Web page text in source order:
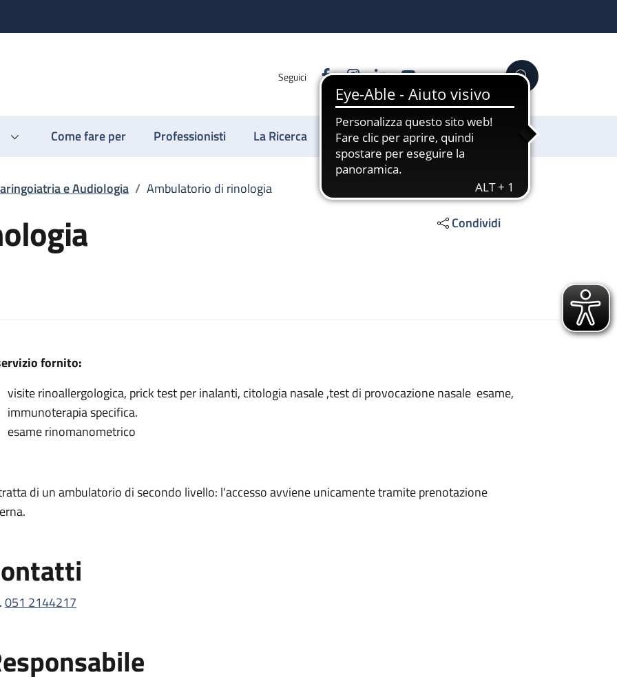
Seguici FacebookInstagram
LinkedinYouTube Cerca
Come fare per Professionisti La Ricerca Sostienici
e Audiologia / Ambulatorio di rinologia
Condividi
fornito:
visite rinoallergologica, prick test per inalanti, citologia nasale ,test di provocazione nasale esame,
immunoterapia specifica.
esame rinomanometrico
di un ambulatorio di secondo livello: l'accesso avviene unicamente tramite prenotazione
051 2144217